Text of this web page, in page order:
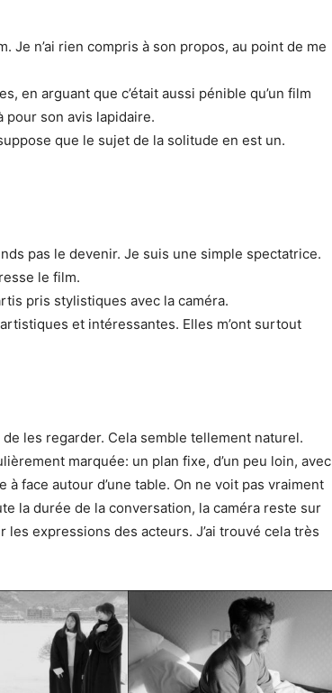
Je n’ai rien compris à son propos, au point de me
en arguant que c’était aussi pénible qu’un film
pour son avis lapidaire.
que le sujet de la solitude en est un.
pas le devenir. Je suis une simple spectatrice.
le film.
pris stylistiques avec la caméra.
et intéressantes. Elles m’ont surtout
les regarder. Cela semble tellement naturel.
marquée: un plan fixe, d’un peu loin, avec
face autour d’une table. On ne voit pas vraiment
la durée de la conversation, la caméra reste sur
les expressions des acteurs. J’ai trouvé cela très